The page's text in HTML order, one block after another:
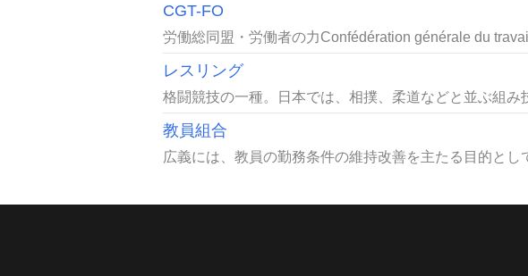
CGT-FO
労働総同盟・労働者の力Confédération générale du
レスリング
格闘競技の一種。日本では、相撲、柔道などと並ぶ組み
教員組合
広義には、教員の勤務条件の維持改善を主たる目的と